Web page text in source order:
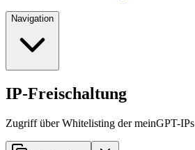
Navigation
IP-Freischaltung
Zugriff über Whitelisting der meinGPT-IPs